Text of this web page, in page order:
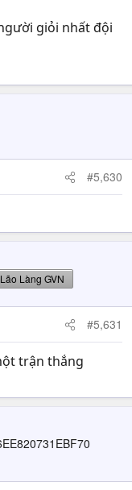
giỏi nhất đội
#5,630
Lão Làng GVN
#5,631
trận thắng